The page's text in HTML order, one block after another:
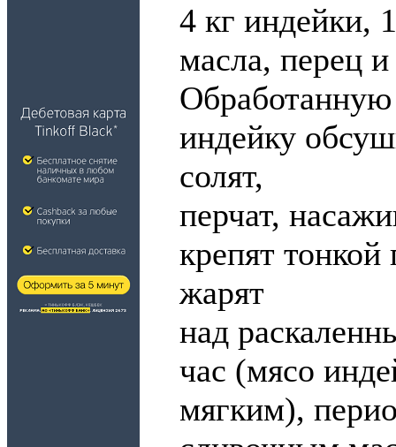
4 кг индейки,
масла, перец и
индейку
солят,
перчат,
крепят
жарят
над
час (мясо
мягким),